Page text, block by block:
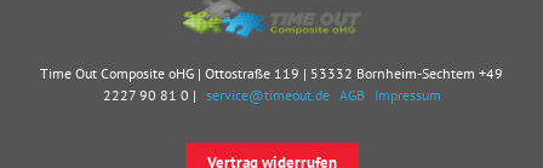
Time Out Composite oHG | Ottostraße 119 | 53332 Bornheim-Sechtem +49
2227 90 81 0 | service@timeout.de AGB Impressum
Vertrag widerrufen